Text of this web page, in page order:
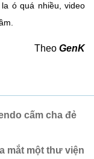
ó quá nhiều, video
Theo GenK
cấm cha đẻ
mắt một thư viện